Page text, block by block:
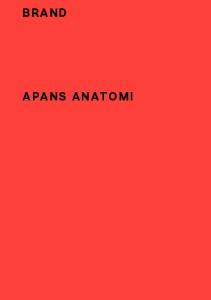
BRAND
APANS ANATOMI